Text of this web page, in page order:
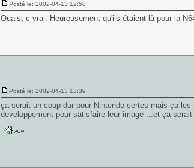
Posté le: 2002-04-13 12:58
Ouais, c vrai. Heureusement qu'ils étaient là pour la
Posté le: 2002-04-13 13:39
ça serait un coup dur pour Nintendo certes mais ça
developpement pour satisfaire leur image ...et ça